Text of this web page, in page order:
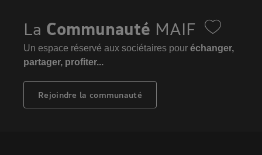
La Communauté MAIF
Un espace réservé aux sociétaires pour échanger,
partager, profiter...
Rejoindre la communauté